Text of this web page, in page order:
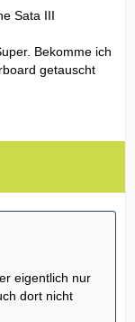
Sata III
Bekomme ich
getauscht
eigentlich nur
dort nicht